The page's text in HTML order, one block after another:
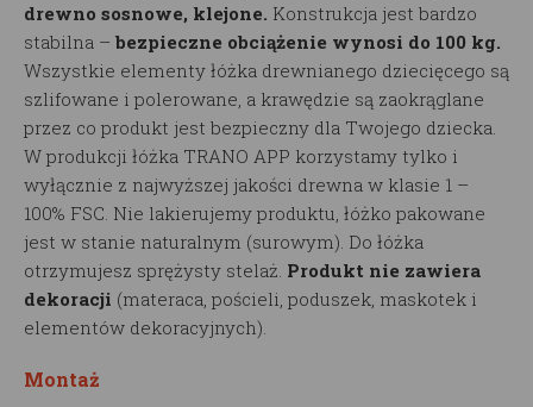
drewno sosnowe, klejone. Konstrukcja jest bardzo
stabilna – bezpieczne obciążenie wynosi do 100 kg.
Wszystkie elementy łóżka drewnianego dziecięcego są
szlifowane i polerowane, a krawędzie są zaokrąglane
przez co produkt jest bezpieczny dla Twojego dziecka.
W produkcji łóżka TRANO APP korzystamy tylko i
wyłącznie z najwyższej jakości drewna w klasie 1 –
100% FSC. Nie lakierujemy produktu, łóżko pakowane
jest w stanie naturalnym (surowym). Do łóżka
otrzymujesz sprężysty stelaż. Produkt nie zawiera
dekoracji (materaca, pościeli, poduszek, maskotek i
elementów dekoracyjnych).
Montaż